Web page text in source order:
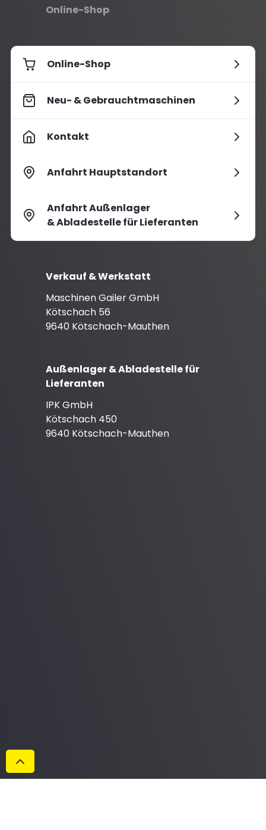
Online-Shop
Online-Shop
Neu- & Gebrauchtmaschinen
Kontakt
Anfahrt Hauptstandort
Anfahrt Außenlager
& Abladestelle für Lieferanten
Verkauf & Werkstatt
Maschinen Gailer GmbH
Kötschach 56
9640 Kötschach-Mauthen
Außenlager & Abladestelle für
Lieferanten
IPK GmbH
Kötschach 450
9640 Kötschach-Mauthen